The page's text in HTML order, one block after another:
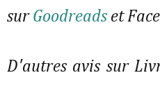
sur Goodreads et
D'autres avis sur